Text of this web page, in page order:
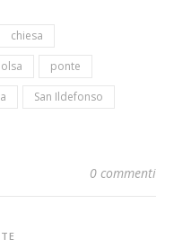
chiesa
ponte
San Ildefonso
0 commenti